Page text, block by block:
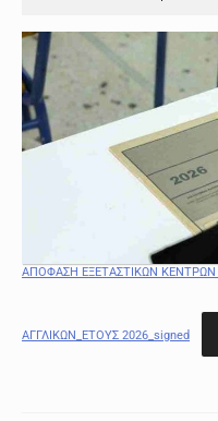
2026
ΑΠΟΦΑΣΗ ΕΞΕΤΑΣΤΙΚΩΝ
ΑΓΓΛΙΚΩΝ_ΕΤΟΥΣ 2026_signed